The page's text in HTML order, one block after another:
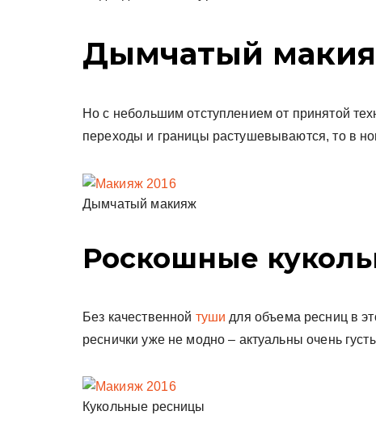
Дымчатый
Но с небольшим отступлением от принятой
переходы и границы растушевываются, то в
Дымчатый макияж
Роскошные
Без качественной туши для объема ресниц в
реснички уже не модно – актуальны очень
Кукольные ресницы